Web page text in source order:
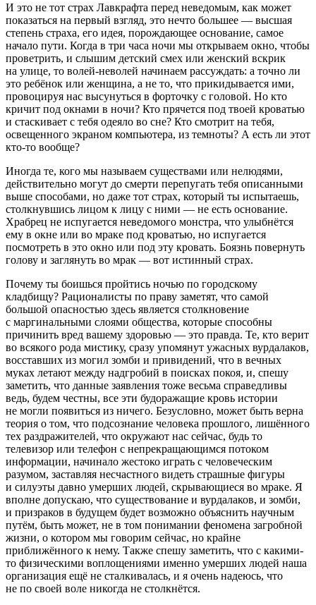
И это не тот страх Лавкрафта перед неведомым, как может
показаться на первый взгляд, это нечто большее — высшая
степень страха, его идея, порождающее основание, самое
начало пути. Когда в три часа ночи мы открываем окно, чтобы
проветрить, и слышим детский смех или женский вскрик
на улице, то волей-неволей начинаем рассуждать: а точно ли
это ребёнок или женщина, а не то, что прикидывается ими,
провоцируя нас высунуться в форточку с головой. Но кто
кричит под окнами в ночи? Кто прячется под твоей кроватью
и стаскивает с тебя одеяло во сне? Кто смотрит на тебя,
освещенного экраном компьютера, из темноты? А есть ли этот
кто-то вообще?
Иногда те, кого мы называем существами или нелюдями,
действительно могут до смерти перепугать тебя описанными
выше способами, но даже тот страх, который ты испытаешь,
столкнувшись лицом к лицу с ними — не есть основание.
Храбрец не испугается неведомого монстра, что улыбнётся
ему в окне или во мраке под кроватью, но испугается
посмотреть в это окно или под эту кровать. Боязнь повернуть
голову и заглянуть во мрак — вот истинный страх.
Почему ты боишься пройтись ночью по городскому
кладбищу? Рационалисты по праву заметят, что самой
большой опасностью здесь является столкновение
с маргинальными слоями общества, которые способны
причинить вред вашему здоровью — это правда. Те, кто верит
во всякого рода мистику, сразу упомянут ужасных вурдалаков,
восставших из могил зомби и привидений, что в вечных
муках летают между надгробий в поисках покоя, и, спешу
заметить, что данные заявления тоже весьма справедливы
ведь, будем честны, все эти будоражащие кровь истории
не могли появиться из ничего. Безусловно, может быть верна
теория о том, что подсознание человека прошлого, лишённого
тех раздражителей, что окружают нас сейчас, будь то
телевизор или телефон с непрекращающимся потоком
информации, начинало жестоко играть с человеческим
разумом, заставляя несчастного видеть страшные фигуры
и силуэты давно умерших людей, скрывающиеся во мраке. Я
вполне допускаю, что существование и вурдалаков, и зомби,
и призраков в будущем будет возможно объяснить научным
путём, быть может, не в том понимании феномена загробной
жизни, о котором мы говорим сейчас, но крайне
приближённого к нему. Также спешу заметить, что с какими-
то физическими воплощениями именно умерших людей наша
организация ещё не сталкивалась, и я очень надеюсь, что
не по своей воле никогда не столкнётся.